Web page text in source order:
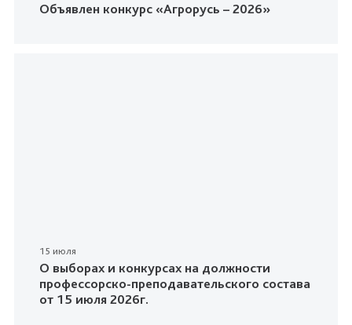
Объявлен конкурс «Агрорусь – 2026»
15 июля
О выборах и конкурсах на должности
профессорско-преподавательского состава
от 15 июля 2026г.